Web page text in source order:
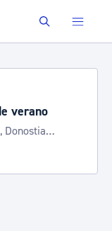
Buscar
verano
Donostia